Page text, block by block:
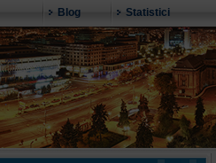
Blog Statistici